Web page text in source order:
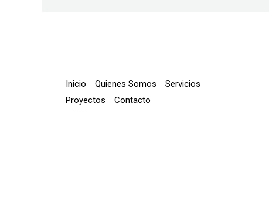
Inicio Quienes Somos
Servicios
Proyectos
Contacto